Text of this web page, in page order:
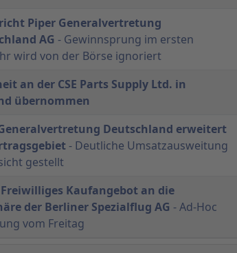
Piper Generalvertretung
AG - Gewinnsprung im ersten
wird von der Börse ignoriert
an der CSE Parts Supply Ltd. in
übernommen
Deutschland erweitert
- Deutliche Umsatzausweitung
gestellt
Kaufangebot an die
der Berliner Spezialflug AG - Ad-Hoc
vom Freitag